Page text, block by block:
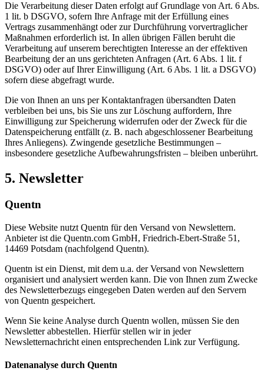
Die Verarbeitung dieser Daten erfolgt auf Grundlage von Art. 6 Abs.
1 lit. b DSGVO, sofern Ihre Anfrage mit der Erfüllung eines
Vertrags zusammenhängt oder zur Durchführung vorvertraglicher
Maßnahmen erforderlich ist. In allen übrigen Fällen beruht die
Verarbeitung auf unserem berechtigten Interesse an der effektiven
Bearbeitung der an uns gerichteten Anfragen (Art. 6 Abs. 1 lit. f
DSGVO) oder auf Ihrer Einwilligung (Art. 6 Abs. 1 lit. a DSGVO)
sofern diese abgefragt wurde.
Die von Ihnen an uns per Kontaktanfragen übersandten Daten
verbleiben bei uns, bis Sie uns zur Löschung auffordern, Ihre
Einwilligung zur Speicherung widerrufen oder der Zweck für die
Datenspeicherung entfällt (z. B. nach abgeschlossener Bearbeitung
Ihres Anliegens). Zwingende gesetzliche Bestimmungen –
insbesondere gesetzliche Aufbewahrungsfristen – bleiben unberührt.
5. Newsletter
Quentn
Diese Website nutzt Quentn für den Versand von Newslettern.
Anbieter ist die Quentn.com GmbH, Friedrich-Ebert-Straße 51,
14469 Potsdam (nachfolgend Quentn).
Quentn ist ein Dienst, mit dem u.a. der Versand von Newslettern
organisiert und analysiert werden kann. Die von Ihnen zum Zwecke
des Newsletterbezugs eingegeben Daten werden auf den Servern
von Quentn gespeichert.
Wenn Sie keine Analyse durch Quentn wollen, müssen Sie den
Newsletter abbestellen. Hierfür stellen wir in jeder
Newsletternachricht einen entsprechenden Link zur Verfügung.
Datenanalyse durch Quentn